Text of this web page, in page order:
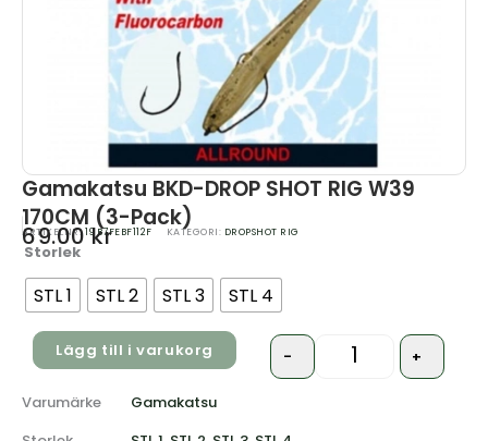
Gamakatsu BKD-DROP SHOT RIG W39
170CM (3-Pack)
ARTIKELNR:19B7FEBF112F KATEGORI: DROPSHOT RIG
69.00kr
Storlek
STL 1 STL 2 STL 3 STL 4
- +
Lägg till i varukorg
Varumärke
Gamakatsu